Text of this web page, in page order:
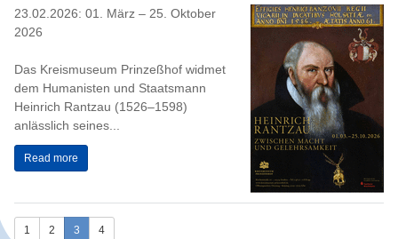
23.02.2026: 01. März – 25. Oktober
2026
Das Kreismuseum Prinzeßhof widmet
dem Humanisten und Staatsmann
Heinrich Rantzau (1526–1598)
anlässlich seines...
Read more
1 2 3 4